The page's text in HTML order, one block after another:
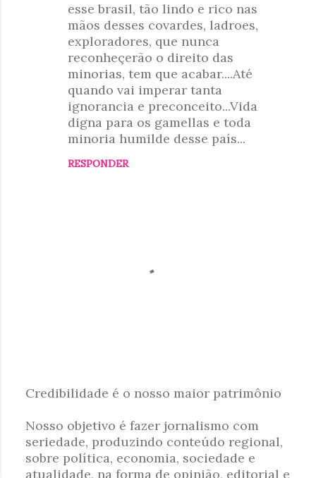
esse brasil, tão lindo e rico nas
mãos desses covardes, ladroes,
exploradores, que nunca
reconheçerão o direito das
minorias, tem que acabar....Até
quando vai imperar tanta
ignorancia e preconceito...Vida
digna para os gamellas e toda
minoria humilde desse país...
RESPONDER
o
s
t
a
Credibilidade é o nosso maior patrimônio
Nosso objetivo é fazer jornalismo com
seriedade, produzindo conteúdo regional,
sobre política, economia, sociedade e
atualidade, na forma de opinião, editorial e